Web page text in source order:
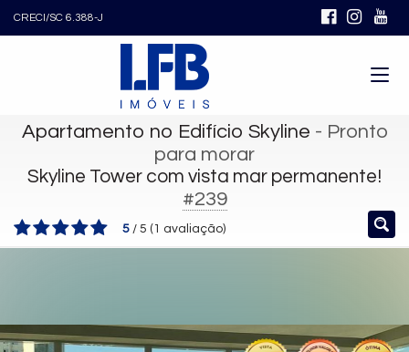
CRECI/SC 6.388-J
Apartamento no Edifício Skyline - Pronto
para morar
Skyline Tower com vista mar permanente!
#239
5 / 5 ( 1 avaliação)